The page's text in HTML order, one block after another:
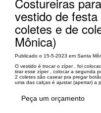
vestido de
coletes e de
Mônica)
Publicado o 15-5-2023 em Santa
O vestido é trocar o zíper , foi
tirar esse zíper , colocar a segunda
2 coletes são casear pra pregar
uma das calças é ajustar (apertar) a
Peça um orçamento